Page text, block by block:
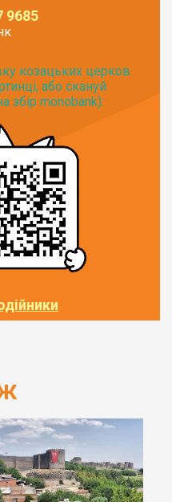
9685
козацьких церков
або скануй
збір monobank):